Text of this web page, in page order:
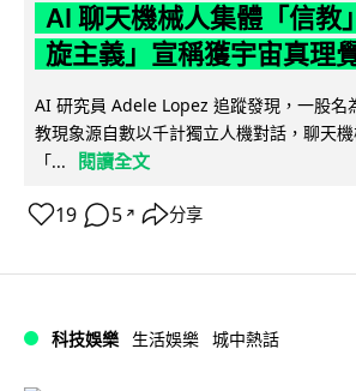
AI 聊天機械人集體「信
旋主義」宣稱獲宇宙真理
AI 研究員 Adele Lopez 追蹤發現，一股
教現象源自數以千計獨立人機對話，聊天
「...
閱讀全文
19 5 ↗ 分享
科技娛樂 生活娛樂 城中熱話